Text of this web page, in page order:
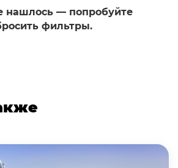
нашлось — попробуйте
фильтры.